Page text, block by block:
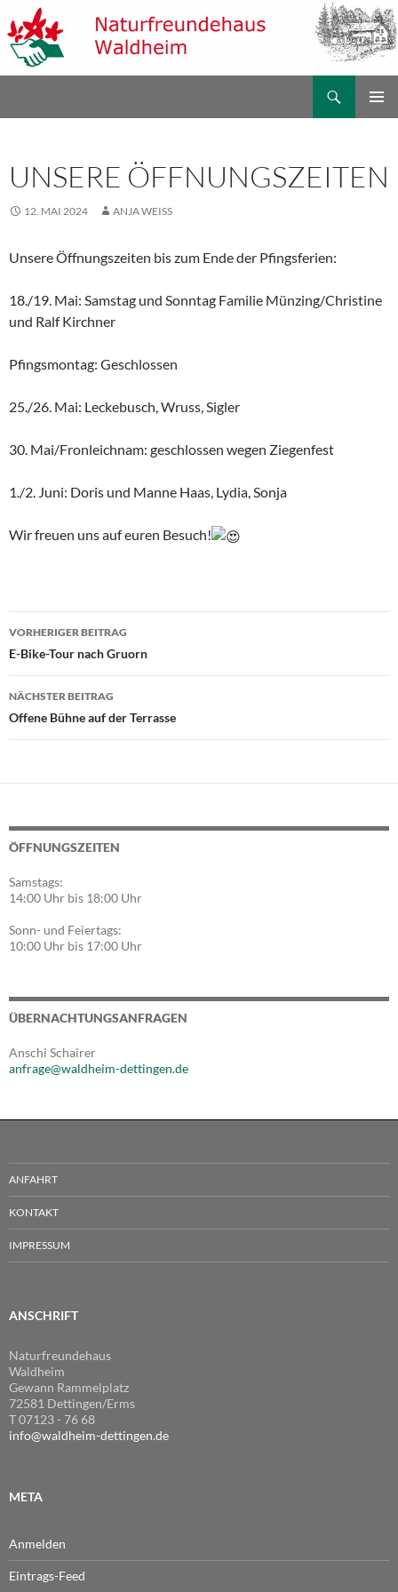
Inhalt
springen
UNSERE ÖFFNUNGSZEITEN
12. MAI 2024 ANJA WEISS
Unsere Öffnungszeiten bis zum Ende der Pfingsferien:
18./19. Mai: Samstag und Sonntag Familie Münzing/Christine
und Ralf Kirchner
Pfingsmontag: Geschlossen
25./26. Mai: Leckebusch, Wruss, Sigler
30. Mai/Fronleichnam: geschlossen wegen Ziegenfest
1./2. Juni: Doris und Manne Haas, Lydia, Sonja
Wir freuen uns auf euren Besuch!
Beitragsnavigation
VORHERIGER BEITRAG
E-Bike-Tour nach Gruorn
NÄCHSTER BEITRAG
Offene Bühne auf der Terrasse
ÖFFNUNGSZEITEN
Samstags:
14:00 Uhr bis 18:00 Uhr
Sonn- und Feiertags:
10:00 Uhr bis 17:00 Uhr
ÜBERNACHTUNGSANFRAGEN
Anschi Schairer
anfrage@waldheim-dettingen.de
ANFAHRT
KONTAKT
IMPRESSUM
ANSCHRIFT
Naturfreundehaus
Waldheim
Gewann Rammelplatz
72581 Dettingen/Erms
T 07123 - 76 68
info@waldheim-dettingen.de
META
Anmelden
Eintrags-Feed